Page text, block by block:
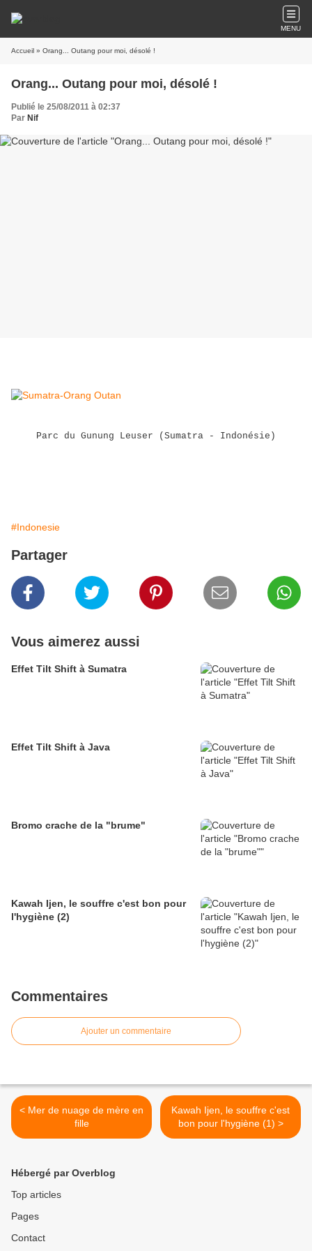
MENU
Accueil » Orang... Outang pour moi, désolé !
Orang... Outang pour moi, désolé !
Publié le 25/08/2011 à 02:37
Par Nif
Parc du Gunung Leuser (Sumatra - Indonésie)
#Indonesie
Partager
Vous aimerez aussi
Effet Tilt Shift à Sumatra
Effet Tilt Shift à Java
Bromo crache de la "brume"
Kawah Ijen, le souffre c'est bon pour
l'hygiène (2)
Commentaires
Ajouter un commentaire
< Mer de nuage de mère en
fille
Kawah Ijen, le souffre c'est
bon pour l'hygiène (1) >
Hébergé par Overblog
Top articles
Pages
Contact